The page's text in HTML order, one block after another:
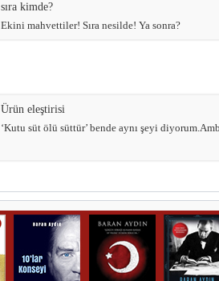
sıra kimde?
Ekini mahvettiler! Sıra nesilde! Ya sonra?
Ürün eleştirisi
‘Kutu süt ölü süttür’ bende aynı şeyi